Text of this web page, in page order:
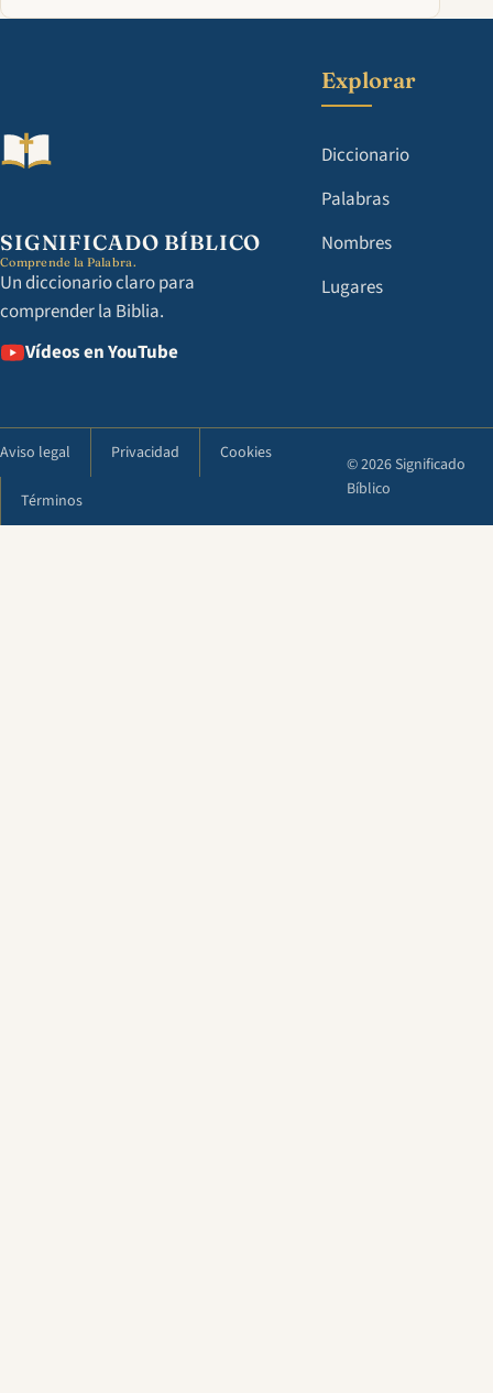
SIGNIFICADO BÍBLICO
Comprende la Palabra.
Un diccionario claro para
comprender la Biblia.
Vídeos en YouTube
Explorar
Diccionario
Palabras
Nombres
Lugares
Aviso legal Privacidad Cookies
Términos
© 2026 Significado
Bíblico